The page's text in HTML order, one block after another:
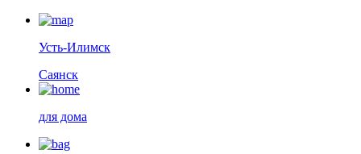
Усть-Илимск
Саянск
для дома